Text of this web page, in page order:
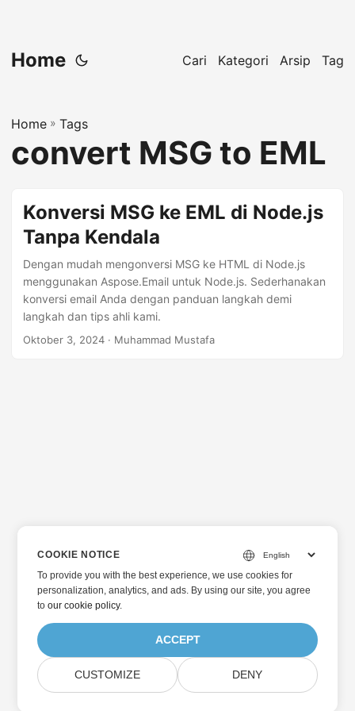
Home Cari Kategori Arsip Tag
Home » Tags
convert MSG to EML
Konversi MSG ke EML di Node.js
Tanpa Kendala
Dengan mudah mengonversi MSG ke HTML di Node.js
menggunakan Aspose.Email untuk Node.js. Sederhanakan
konversi email Anda dengan panduan langkah demi
langkah dan tips ahli kami.
Oktober 3, 2024 · Muhammad Mustafa
COOKIE NOTICE
To provide you with the best experience, we use cookies for
personalization, analytics, and ads. By using our site, you agree
toour cookie policy.
ACCEPT
CUSTOMIZE DENY